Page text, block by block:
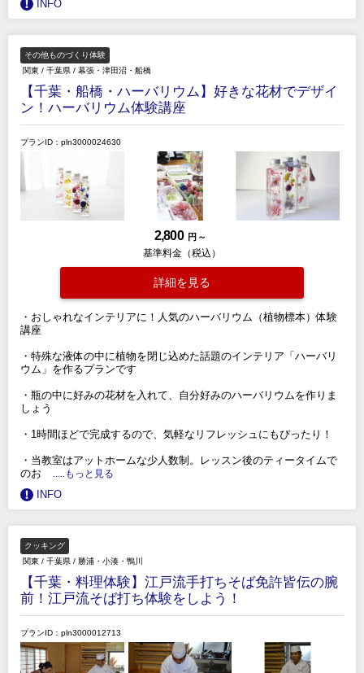
INFO
その他ものづくり体験
関東 / 千葉県 / 幕張・津田沼・船橋
【千葉・船橋・ハーバリウム】好きな花材でデザイ
ン！ハーバリウム体験講座
プランID：pln3000024630
2,800 円 ～
基準料金（税込）
詳細を見る
・おしゃれなインテリアに！人気のハーバリウム（植物標本）体験
講座
・特殊な液体の中に植物を閉じ込めた話題のインテリア「ハーバリ
ウム」を作るプランです
・瓶の中に好みの花材を入れて、自分好みのハーバリウムを作りま
しょう
・1時間ほどで完成するので、気軽なリフレッシュにもぴったり！
・当教室はアットホームな少人数制。レッスン後のティータイムで
のお
.....もっと見る
INFO
クッキング
関東 / 千葉県 / 勝浦・小湊・鴨川
【千葉・料理体験】江戸流手打ちそば免許皆伝の腕
前！江戸流そば打ち体験をしよう！
プランID：pln3000012713